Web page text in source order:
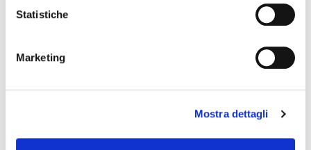
Statistiche
Marketing
Mostra dettagli